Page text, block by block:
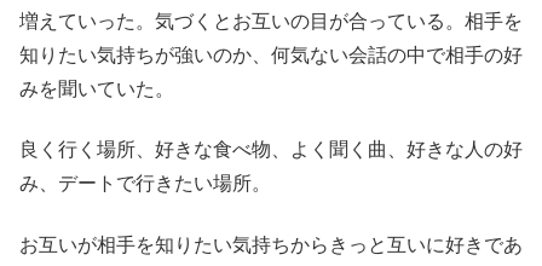
増えていった。気づくとお互いの目が合っている。相手を
知りたい気持ちが強いのか、何気ない会話の中で相手の好
みを聞いていた。
良く行く場所、好きな食べ物、よく聞く曲、好きな人の好
み、デートで行きたい場所。
お互いが相手を知りたい気持ちからきっと互いに好きであ